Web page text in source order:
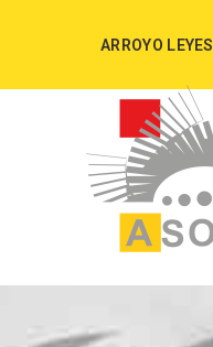
ARROYO LEYES